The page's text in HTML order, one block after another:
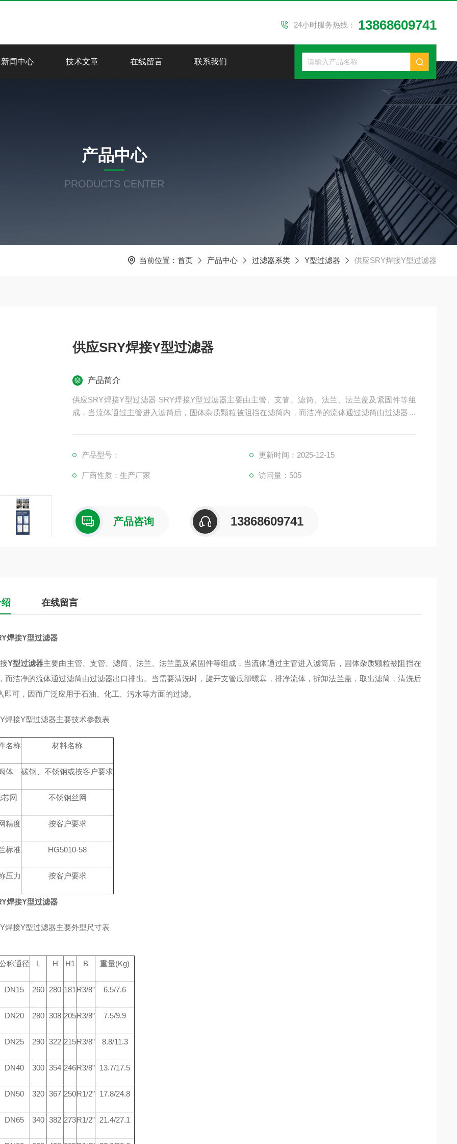
24小时服务热线： 13868609741
新闻中心 技术文章 在线留言 联系我们
产品中心
PRODUCTS CENTER
当前位置： 首页 产品中心 过滤器系类 Y型过滤器 供应SRY焊接Y型过滤器
供应SRY焊接Y型过滤器
产品简介
供应SRY焊接Y型过滤器 SRY焊接Y型过滤器主要由主管、支管、滤筒、法兰、法兰盖及紧固件等组
成，当流体通过主管进入滤筒后，固体杂质颗粒被阻挡在滤筒内，而洁净的流体通过滤筒由过滤器出
产品型号：
更新时间：2025-12-15
厂商性质：生产厂家 访问量：505
产品咨询 13868609741
在线留言
焊接Y型过滤器
Y型过滤器主要由主管、支管、滤筒、法兰、法兰盖及紧固件等组成，当流体通过主管进入滤筒后，固体杂质颗粒被阻挡在
而洁净的流体通过滤筒由过滤器出口排出。当需要清洗时，旋开支管底部螺塞，排净流体，拆卸法兰盖，取出滤筒，清洗后
即可，因而广泛应用于石油、化工、污水等方面的过滤。
焊接Y型过滤器主要技术参数表
名称 材料名称
体 碳钢、不锈钢或按客户要求
芯网 不锈钢丝网
精度 按客户要求
标准 HG5010-58
压力 按客户要求
焊接Y型过滤器
焊接Y型过滤器主要外型尺寸表
称通径 L H H1 B 重量(Kg)
DN15 260 280 181 R3/8” 6.5/7.6
DN20 280 308 205R3/8” 7.5/9.9
DN25 290 322 215R3/8” 8.8/11.3
DN40 300 354 246R3/8” 13.7/17.5
DN50 320 367 250R1/2” 17.8/24.8
DN65 340 382 273R1/2” 21.4/27.1